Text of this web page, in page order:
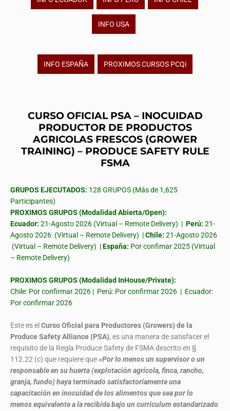
INFO USA
INFO ESPAÑA PROXIMOS CURSOS PCQi
CURSO OFICIAL PSA – INOCUIDAD
PRODUCTOR DE PRODUCTOS
AGRICOLAS FRESCOS (GROWER
TRAINING) – PRODUCE SAFETY RULE
FSMA
GRUPOS EJECUTADOS: 128 GRUPOS (Más de 1,625
Participantes)
PROXIMOS GRUPOS (Modalidad Abierta/Open):
Ecuador: 21-Agosto 2026 (Virtual – Remote Delivery) | Perú: 21-
Agosto 2026 (Virtual – Remote Delivery) |Chile: 21-Agosto 2026
(Virtual – Remote Delivery) |España: Por confimar 2025 (Virtual
– Remote Delivery)
PROXIMOS GRUPOS (Modalidad InHouse/Private):
Chile: Por confirmar 2026 | Perú: Por confirmar 2026 | Ecuador:
Por confirmar 2026
Este es el Curso Oficial para Productores (Growers) de la
Produce Safety Alliance (PSA), es una manera de satisfacer el
requisito de la Regla Produce Safety de FSMA descrito en §
112.22 (c) que requiere que«Por lo menos un supervisor o un
responsable en su huerta (explotación agrícola, finca, rancho,
granja, fundo) haya terminado satisfactoriamente una
capacitación en inocuidad de los alimentos que sea por lo
menos equivalente a la recibida bajo un currículum estandarizado